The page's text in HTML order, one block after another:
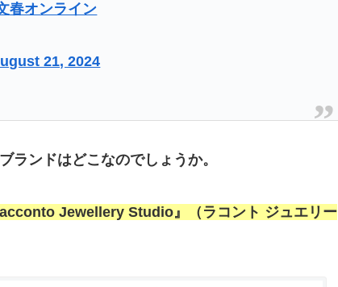
春オンライン
21, 2024
ブランドはどこなのでしょうか。
Jewellery Studio』（ラコント ジュエリー